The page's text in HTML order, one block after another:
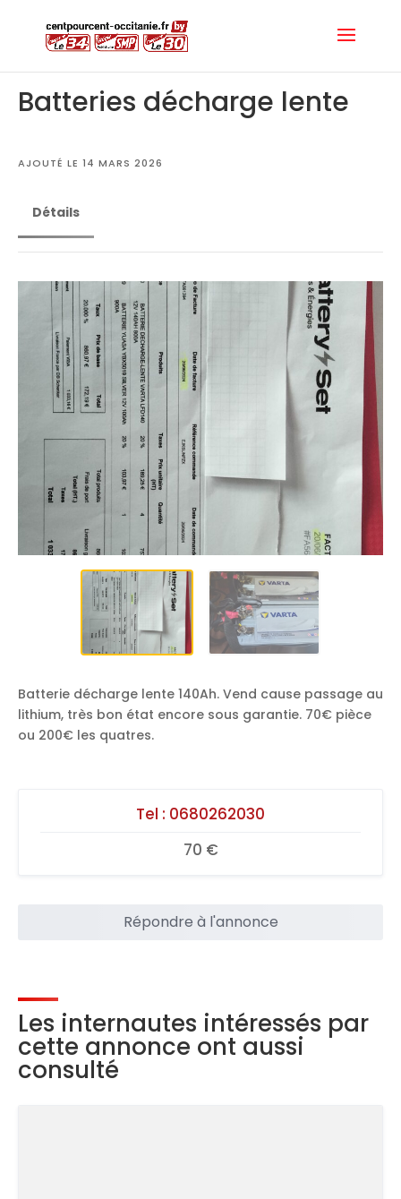
Batteries décharge lente
AJOUTÉ LE 14 MARS 2026
Détails
Batterie décharge lente 140Ah. Vend cause passage au
lithium, très bon état encore sous garantie. 70€ pièce
ou 200€ les quatres.
Tel : 0680262030
70 €
Répondre à l'annonce
Les internautes intéressés par
cette annonce ont aussi
consulté